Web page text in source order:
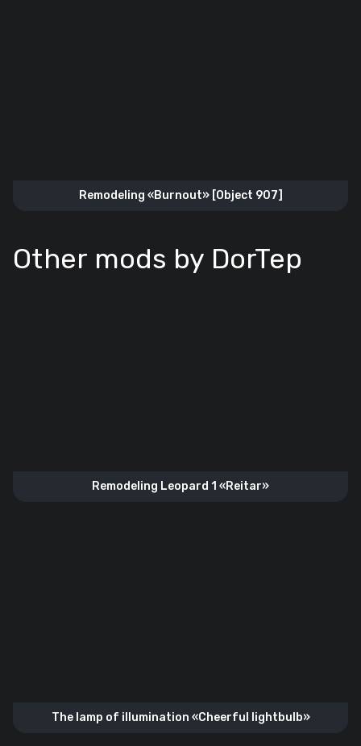
Remodeling «Burnout» [Object 907]
Other mods by DorTep
Remodeling Leopard 1 «Reitar»
The lamp of illumination «Cheerful lightbulb»